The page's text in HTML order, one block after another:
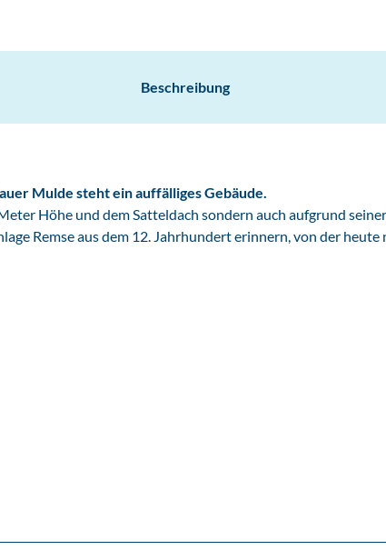
Beschreibung
Mulde steht ein auffälliges Gebäude.
Höhe und dem Satteldach sondern auch aufgrund
Remse aus dem 12. Jahrhundert erinnern, von der